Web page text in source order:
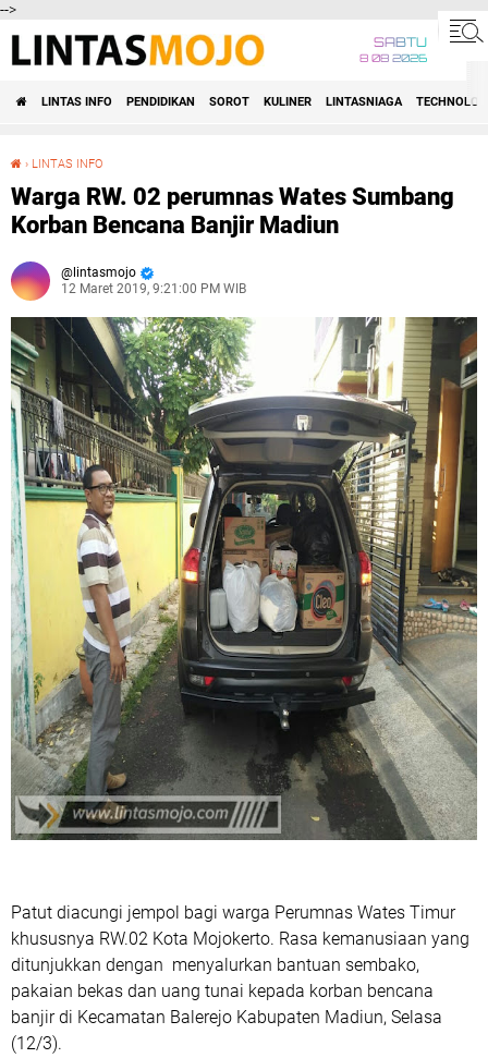
-->
SABTU
8 08 2026
LINTAS INFO PENDIDIKAN SOROT KULINER LINTASNIAGA
› LINTAS INFO
Warga RW. 02 perumnas Wates Sumbang
Korban Bencana Banjir Madiun
lintasmojo
12 Maret 2019, 9:21:00 PM WIB
Patut diacungi jempol bagi warga Perumnas Wates Timur
khususnya RW.02 Kota Mojokerto. Rasa kemanusiaan yang
ditunjukkan dengan menyalurkan bantuan sembako,
pakaian bekas dan uang tunai kepada korban bencana
banjir di Kecamatan Balerejo Kabupaten Madiun, Selasa
(12/3).